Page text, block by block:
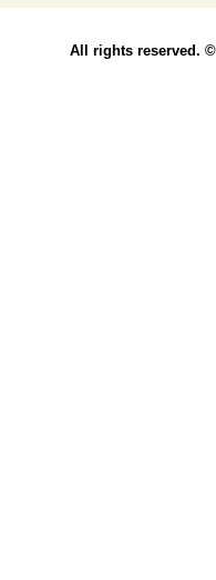
All rights reserved. ©